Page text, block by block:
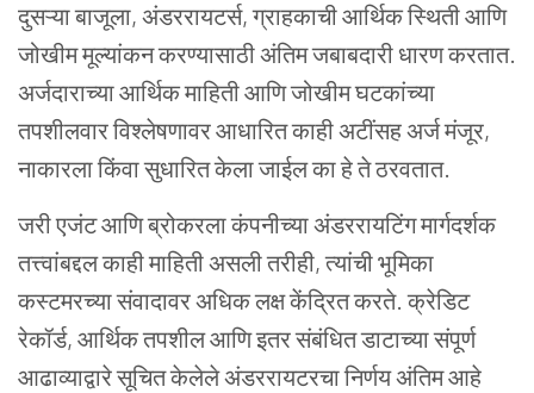
दुसऱ्याबाजूला, अंडररायटर्स,ग्राहकाचीआर्थिकस्थितीआणि
जोखीममूल्यांकनकरण्यासाठीअंतिमजबाबदारी धारणकरतात.
अर्जदाराच्याआर्थिकमाहितीआणिजोखीमघटकांच्या
तपशीलवारविश्लेषणावरआधारितकाहीअटींसहअर्जमंजूर,
नाकारलाकिंवासुधारितकेलाजाईलकाहेतेठरवतात.
जरीएजंटआणिब्रोकरलाकंपनीच्याअंडररायटिंगमार्गदर्शक
तत्त्वांबद्दलकाहीमाहितीअसलीतरीही,त्यांचीभूमिका
कस्टमरच्यासंवादावरअधिकलक्षकेंद्रितकरते.क्रेडिट
रेकॉर्ड, आर्थिकतपशीलआणिइतरसंबंधितडाटाच्यासंपूर्ण
आढाव्याद्वारेसूचितकेलेलेअंडररायटरचानिर्णयअंतिमआहे